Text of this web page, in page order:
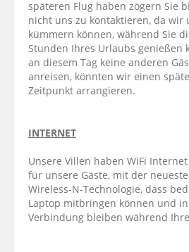
späteren Flug haben zögern Sie
nicht uns zu kontaktieren, da wir
kümmern können, während Sie
Stunden Ihres Urlaubs genießen
an diesem Tag keine anderen
anreisen, könnten wir einen
Zeitpunkt arrangieren.
INTERNET
Unsere Villen haben WiFi
für unsere Gäste, mit der
Wireless-N-Technologie, dass
Laptop mitbringen können und in
Verbindung bleiben während